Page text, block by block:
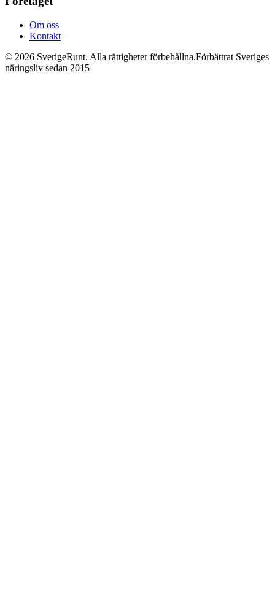
Om oss
Kontakt
© 2026 SverigeRunt. Alla rättigheter förbehållna.Förbättrat Sveriges
näringsliv sedan 2015